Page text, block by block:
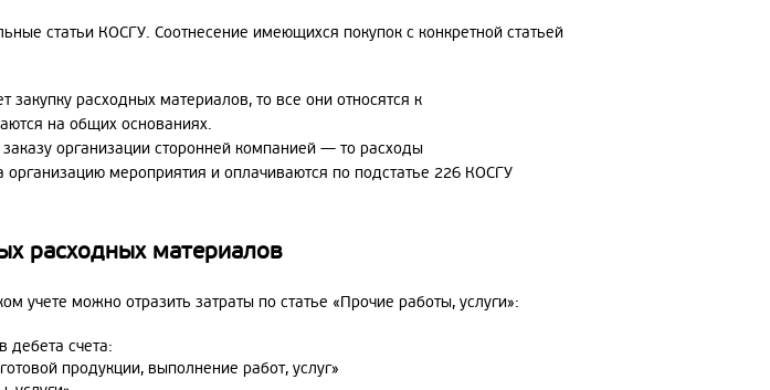
статьи КОСГУ. Соотнесение имеющихся покупок с конкретной статьей
закупку расходных материалов, то все они относятся к
на общих основаниях.
организации сторонней компанией — то расходы
организацию мероприятия и оплачиваются по подстатье 226 КОСГУ
расходных материалов
учете можно отразить затраты по статье «Прочие работы, услуги»:
дебета счета:
продукции, выполнение работ, услуг»